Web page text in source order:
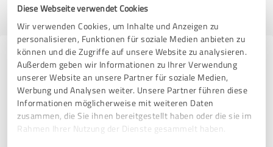
Diese Webseite verwendet Cookies
Wir verwenden Cookies, um Inhalte und Anzeigen zu
personalisieren, Funktionen für soziale Medien anbieten zu
können und die Zugriffe auf unsere Website zu analysieren.
Außerdem geben wir Informationen zu Ihrer Verwendung
unserer Website an unsere Partner für soziale Medien,
Werbung und Analysen weiter. Unsere Partner führen diese
Informationen möglicherweise mit weiteren Daten
zusammen, die Sie ihnen bereitgestellt haben oder die sie im
Rahmen Ihrer Nutzung der Dienste gesammelt haben.
Profil aktiv seit 29.04.2018 |Letzte Aktualisierung: 29.05.2026
Erfahrungen zu weiteren
Anbietern aus dem Bereich Events
& Entertainment
Melanie Hauptmanns / Fräulein Kurvig